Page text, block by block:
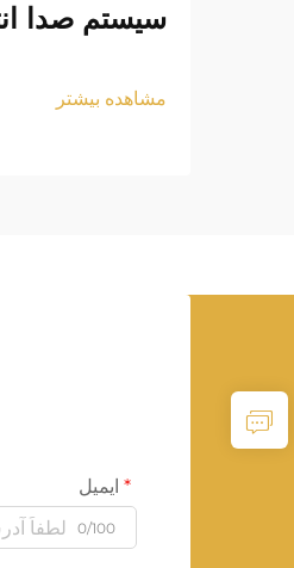
سیستم صدا
مشاهده بیشتر
ایمیل
0/100